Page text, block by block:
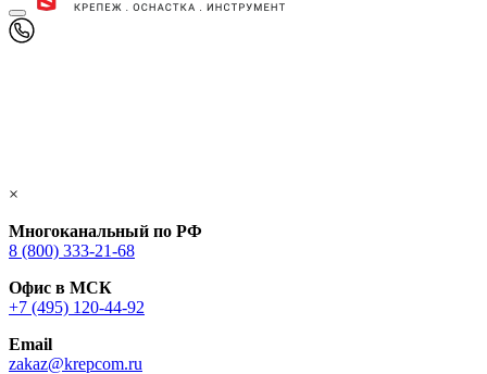
×
Многоканальный по РФ
8 (800) 333‑21-68
Офис в МСК
+7 (495) 120-44-92
Email
zakaz@krepcom.ru